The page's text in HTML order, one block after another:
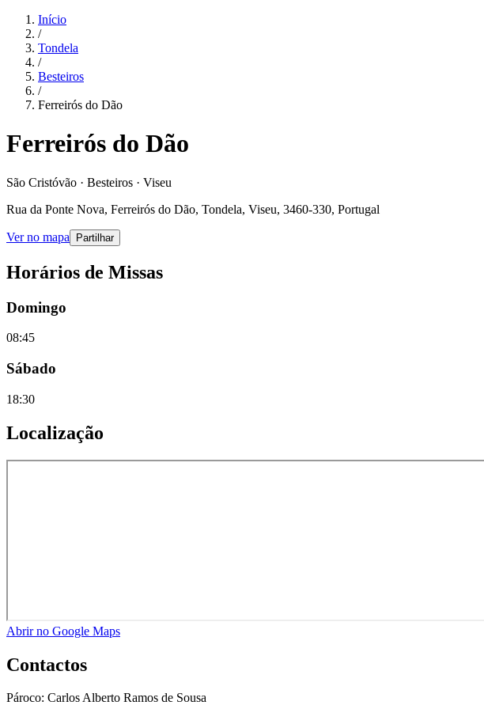
Início
/
Tondela
/
Besteiros
/
Ferreirós do Dão
Ferreirós do Dão
São Cristóvão · Besteiros · Viseu
Rua da Ponte Nova, Ferreirós do Dão, Tondela, Viseu, 3460-330, Portugal
Ver no mapa Partilhar
Horários de Missas
Domingo
08:45
Sábado
18:30
Localização
Abrir no Google Maps
Contactos
Pároco: Carlos Alberto Ramos de Sousa